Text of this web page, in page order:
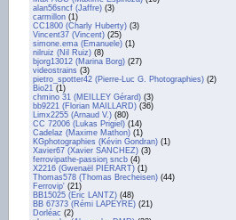
alan56sncf (Jaffre) (3)
carmillon (1)
CC1800 (Charly Huberty) (3)
Vincent37 (Vincent) (25)
simone.ema (Emanuele) (1)
nilruiz (Nil Ruiz) (8)
bjorg13012 (Marina Borg) (27)
videostrains (3)
pietro_spotter42 (Pierre-Luc G. Photographies) (2)
Bio21 (1)
chmino 31 (MEILLEY Gérard) (3)
bb9221 (Florian MAILLARD) (36)
Limx2255 (Arnaud V.) (80)
CC 72006 (Lukas Prigiel) (14)
Cadelaz (Maxime Mathon) (1)
KGphotographies (Kévin Gondran) (1)
Xavier67 (Xavier SANCHEZ) (3)
ferrovipathe-passion sncb (4)
X2216 (Gwenaël PIÉRART) (1)
Thomas578 (Thomas Brecheisen) (44)
Ferrovip' (21)
BB15025 (Eric LANTZ) (48)
BB 67373 (Rémi LAPEYRE) (21)
Dorléac (2)